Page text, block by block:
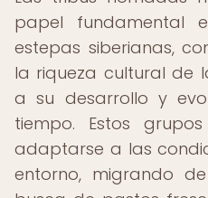
papel fundamental
estepas siberianas,
la riqueza cultural de
a su desarrollo y
tiempo. Estos
adaptarse a las
entorno, migrando